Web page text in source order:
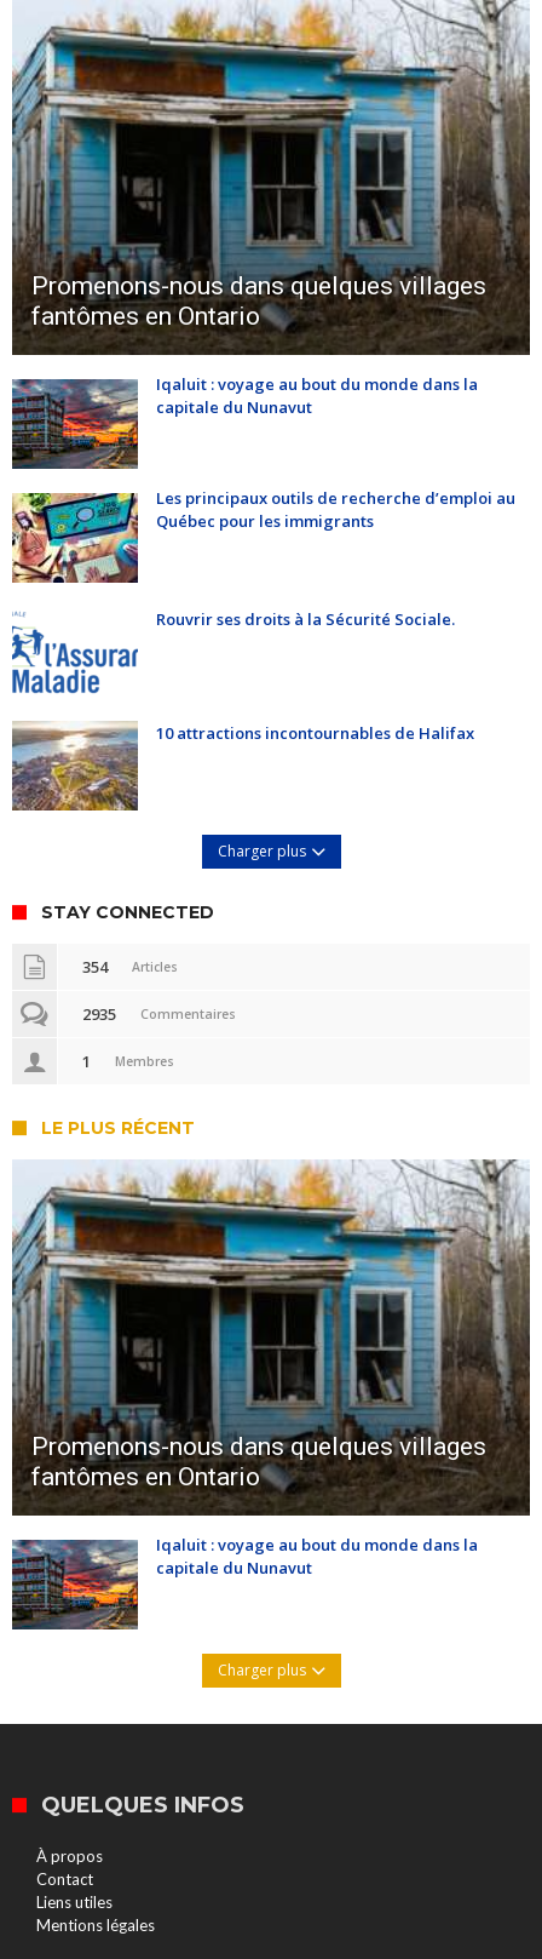
Promenons-nous dans quelques villages
fantômes en Ontario
Iqaluit : voyage au bout du monde dans la
capitale du Nunavut
Les principaux outils de recherche d’emploi au
Québec pour les immigrants
Rouvrir ses droits à la Sécurité Sociale.
10 attractions incontournables de Halifax
Charger plus
STAY CONNECTED
354 Articles
2935 Commentaires
1 Membres
LE PLUS RÉCENT
Promenons-nous dans quelques villages
fantômes en Ontario
Iqaluit : voyage au bout du monde dans la
capitale du Nunavut
Charger plus
QUELQUES INFOS
À propos
Contact
Liens utiles
Mentions légales